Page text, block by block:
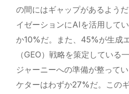
の間にはギャップがあるよう
イゼーションにAIを活用して
か10%だ。また、45%が生成
（GEO）戦略を策定している
ジャーニーへの準備が整って
ケターはわずか27%だ。この